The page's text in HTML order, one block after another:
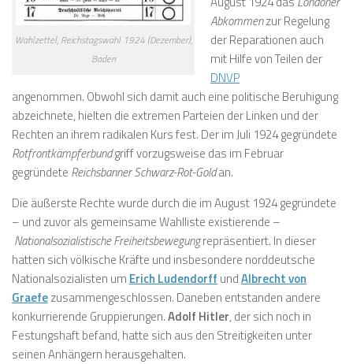
Wahlzettel, Reichstagswahl 1924 (Dezember),
Baden
Abkommenzur Regelung
der Reparationen auch
mit Hilfe von Teilen der
DNVP
angenommen. Obwohl sich damit auch eine politische Beruhigung
abzeichnete, hielten die extremen Parteien der Linken und der
Rechten an ihrem radikalen Kurs fest. Der im Juli 1924 gegründete
Rotfrontkämpferbundgriff vorzugsweise das im Februar
gegründete Reichsbanner Schwarz-Rot-Goldan.
Die äußerste Rechte wurde durch die im August 1924 gegründete
– und zuvor als gemeinsame Wahlliste existierende –
Nationalsozialistische Freiheitsbewegungrepräsentiert. In dieser
hatten sich völkische Kräfte und insbesondere norddeutsche
Nationalsozialisten um Erich Ludendorff undAlbrecht von
Graefezusammengeschlossen. Daneben entstanden andere
konkurrierende Gruppierungen.Adolf Hitler, der sich noch in
Festungshaft befand, hatte sich aus den Streitigkeiten unter
seinen Anhängern herausgehalten.